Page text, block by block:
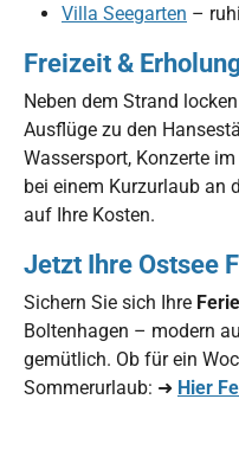
Villa Seegarten –
Freizeit &
Neben dem Strand
Ausflüge zu den
Wassersport, Konzerte im
bei einem Kurzurlaub an
auf Ihre Kosten.
Jetzt Ihre Ostsee
Sichern Sie sich Ihre
Boltenhagen – modern
gemütlich. Ob für ein
Sommerurlaub: ➜ Hier